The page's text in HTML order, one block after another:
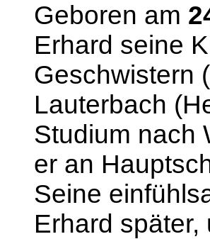
Geboren am
Erhard seine
Geschwistern
Lauterbach
Studium nach
er an
Seine
Erhard später,